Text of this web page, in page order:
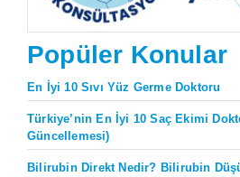
Popüler Konular
En İyi 10 Sıvı Yüz Germe Doktoru
Türkiye’nin En İyi 10 Saç Ekimi
Güncellemesi)
Bilirubin Direkt Nedir? Bilirubin